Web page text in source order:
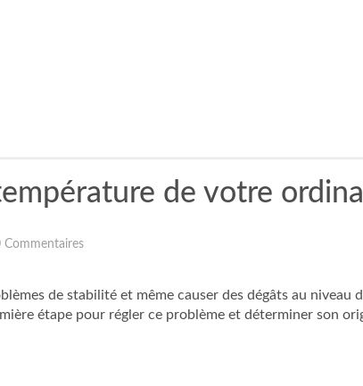
de votre
Commentaires
de stabilité et même causer des dégâts au niveau
étape pour régler ce problème et déterminer son